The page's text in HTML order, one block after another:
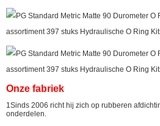
Onze fabriek
1Sinds 2006 richt hij zich op rubberen
onderdelen.